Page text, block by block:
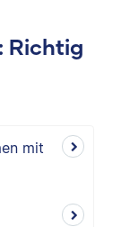
Richtig
mit